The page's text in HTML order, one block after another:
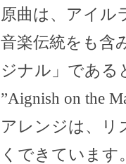
原曲は、アイル
音楽伝統をも含
ジナル」である
”Aignish on the
アレンジは、リ
くできていま